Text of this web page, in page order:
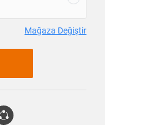
Mağaza Değiştir